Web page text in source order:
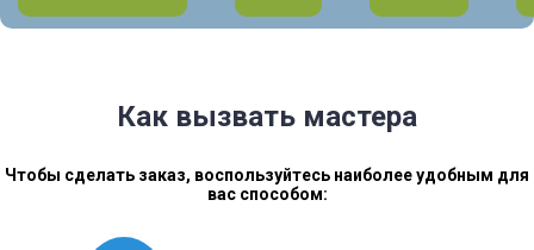
Как вызвать мастера
Чтобы сделать заказ, воспользуйтесь наиболее удобным для
вас способом: